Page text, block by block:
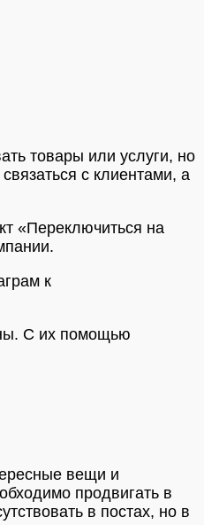
товары или услуги, но
с клиентами, а
«Переключиться на
к
С их помощью
вещи и
продвигать в
в постах, но в